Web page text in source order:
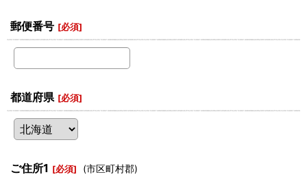
郵便番号 [必須]
都道府県 [必須]
ご住所1 [必須] (市区町村郡)